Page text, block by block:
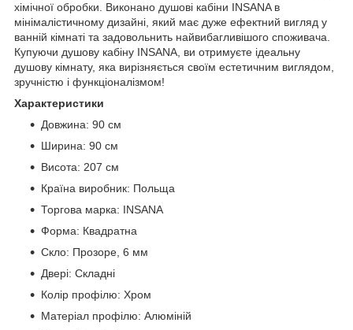
хімічної обробки. Виконано душові кабіни INSANA в
мінімалістичному дизайні, який має дуже ефектний вигляд у
ванній кімнаті та задовольнить найвибагливішого споживача.
Купуючи душову кабіну INSANA, ви отримуєте ідеальну
душову кімнату, яка вирізняється своїм естетичним виглядом,
зручністю і функціоналізмом!
Характеристики
Довжина: 90 см
Ширина: 90 см
Висота: 207 см
Країна виробник: Польща
Торгова марка: INSANA
Форма: Квадратна
Скло: Прозоре, 6 мм
Двері: Складні
Колір профілю: Хром
Матеріал профілю: Алюміній